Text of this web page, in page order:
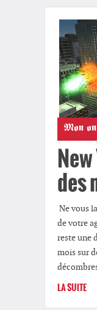
Mon
des
Ne vous
de votre
reste une
mois sur
LA SUITE